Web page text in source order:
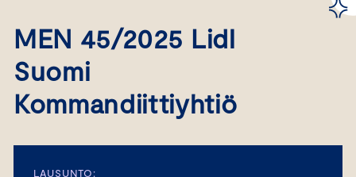
MEN 45/2025 Lidl
Suomi
Kommandiittiyhtiö
LAUSUNTO: